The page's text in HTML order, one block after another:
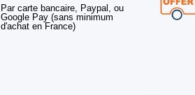
Par carte bancaire, Paypal, ou
Google Pay (sans minimum
d'achat en France)